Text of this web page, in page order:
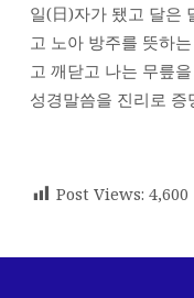
일(日)자가 됐고 달은
고 노아 방주를 뜻하
고 깨닫고 나는 무릎
성경말씀을 진리로 증
Post Views: 4,600